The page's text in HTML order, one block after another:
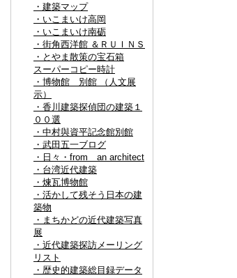
・建築マップ
・いこまいけ高岡
・いこまいけ南砺
・街角西洋館 ＆ＲＵＩＮＳ
・とやま散策の宝石箱
スーパーコピー時計
・博物館 別館 （人文展
示）
・香川建築探偵団の建築１
００選
・中村與資平記念館別館
・武田五一ブログ
・日々・from an architect
・台湾近代建築
・煉瓦博物館
・活かして残そう日本の建
築物
・まちかどの近代建築写真
展
・近代建築探訪メーリング
リスト
・歴史的建築総目録データ